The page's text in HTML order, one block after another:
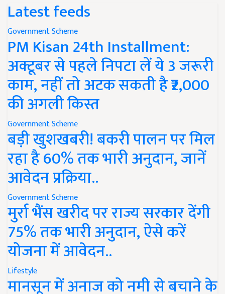
Latest feeds
Government Scheme
PM Kisan 24th Installment:
अक्टूबर से पहले निपटा लें ये 3 जरूरी
काम, नहीं तो अटक सकती है ₹2,000
की अगली किस्त
Government Scheme
बड़ी खुशखबरी! बकरी पालन पर मिल
रहा है 60% तक भारी अनुदान, जानें
आवेदन प्रक्रिया..
Government Scheme
मुर्रा भैंस खरीद पर राज्य सरकार देंगी
75% तक भारी अनुदान, ऐसे करें
योजना में आवेदन..
Lifestyle
मानसून में अनाज को नमी से बचाने के